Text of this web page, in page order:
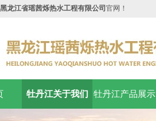
黑龙江省瑶茜烁热水工程有限公司 官网！
牡丹江关于我们 牡丹江产品展示